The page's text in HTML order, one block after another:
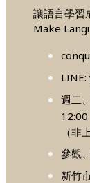
讓語言學習
Make
週二
12:00
（非
參觀
新竹